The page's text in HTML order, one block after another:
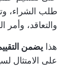
طلب الشراء،
والتعاقد، وأمر
هذا يضمن
على الامتثال